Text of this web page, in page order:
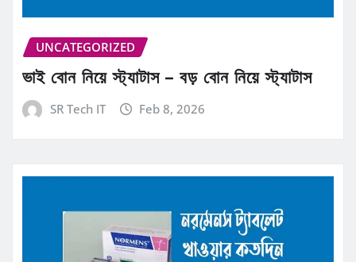
UNCATEGORIZED
ভাই বোন নিয়ে স্ট্যাটাস – বড় বোন নিয়ে স্ট্যাটাস
SR Tech IT Feb 8, 2026